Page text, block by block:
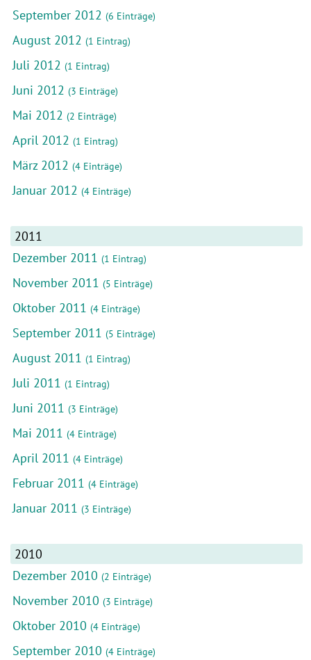
September 2012 (6 Einträge)
August 2012 (1 Eintrag)
Juli 2012 (1 Eintrag)
Juni 2012 (3 Einträge)
Mai 2012 (2 Einträge)
April 2012 (1 Eintrag)
März 2012 (4 Einträge)
Januar 2012 (4 Einträge)
2011
Dezember 2011 (1 Eintrag)
November 2011 (5 Einträge)
Oktober 2011 (4 Einträge)
September 2011 (5 Einträge)
August 2011 (1 Eintrag)
Juli 2011 (1 Eintrag)
Juni 2011 (3 Einträge)
Mai 2011 (4 Einträge)
April 2011 (4 Einträge)
Februar 2011 (4 Einträge)
Januar 2011 (3 Einträge)
2010
Dezember 2010 (2 Einträge)
November 2010 (3 Einträge)
Oktober 2010 (4 Einträge)
September 2010 (4 Einträge)